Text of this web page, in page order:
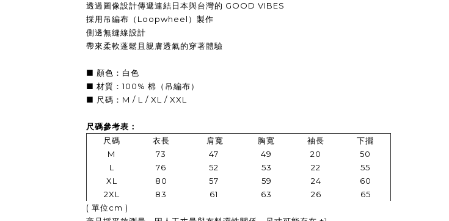
透過圖像設計傳遞連結日本與台灣的 GOOD VIBES
採用吊編布（Loopwheel）製作
側邊無縫線設計
帶來柔軟蓬鬆且親膚透氣的穿著體驗
■ 顏色：白色
■ 材質：100% 棉（吊編布）
■ 尺碼：M / L / XL / XXL
尺碼參考表：
尺碼
衣長 肩寬 胸寬 袖長
下擺
M
73 47 49 20
50
L
76 52 53 22
55
XL
80 57 59 24
60
2XL
83 61 63 26
65
( 單位cm )